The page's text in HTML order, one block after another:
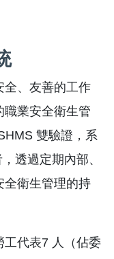
全、友善的工作
職業安全衛生管
雙驗證，系
透過定期內部、
全衛生管理的持
工代表7 人（佔委